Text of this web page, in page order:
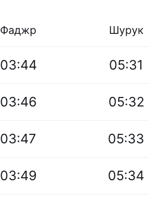
Фаджр Шурук
03:44 05:31
03:46 05:32
03:47 05:33
03:49 05:34